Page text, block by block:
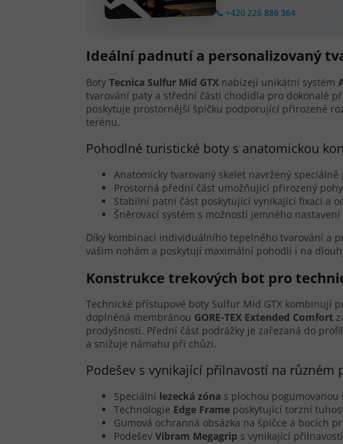
📞 +420 226 886 364
Ideální padnutí a personalizovaný
Boty Tecnica Sulfur Mid GTX nabízejí unikátní systém
tvarování paty a střední části chodidla pro dokonalé
poskytuje prostornější špičku podporující přirozené
terénu.
Pohodlné turistické boty s anatomickou
Anatomicky tvarovaný skelet navržený
Prostorná přední část umožňující přirozený
Stabilní patní část poskytující vynikající fixaci a
Šněrovací systém s možností jemného
Díky kombinaci individuálního tepelného tvarování a
vašim nohám a poskytují maximální pohodlí i na
Konstrukce trekových bot pro
Technické přístupové boty Sulfur Mid GTX kombinují
doplněná membránou GORE-TEX Extended Comfort
prodyšnosti. Přední část podrážky je zařezaná do
a snižuje námahu při chůzi.
Podešev s vynikající přilnavostí na různém
Speciální lezecká zóna s plochou
Technologie Edge Frame poskytující torzní
Gumová ochranná obsázka na špičce a bocích
Podešev Vibram Megagrip s vynikající